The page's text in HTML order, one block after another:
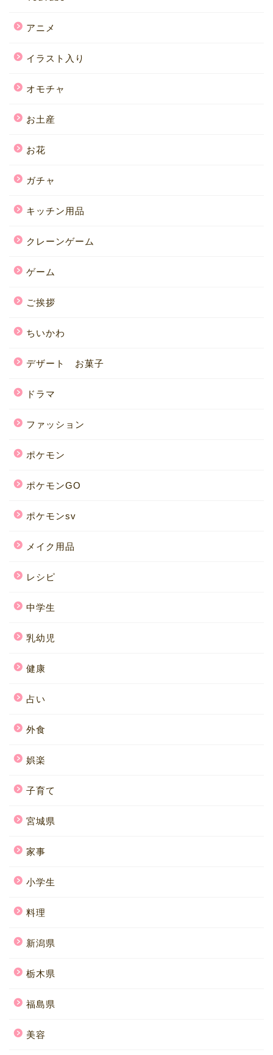
アニメ
イラスト入り
オモチャ
お土産
お花
ガチャ
キッチン用品
クレーンゲーム
ゲーム
ご挨拶
ちいかわ
デザート お菓子
ドラマ
ファッション
ポケモン
ポケモンGO
ポケモンsv
メイク用品
レシピ
中学生
乳幼児
健康
占い
外食
娯楽
子育て
宮城県
家事
小学生
料理
新潟県
栃木県
福島県
美容